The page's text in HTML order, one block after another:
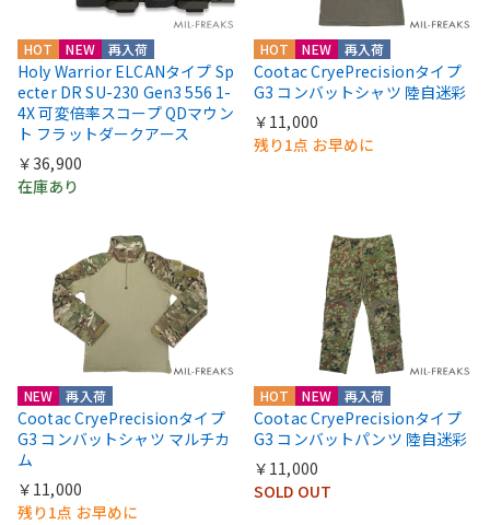
HOT NEW 再入荷
Holy Warrior ELCANタイプ Sp
ecter DR SU-230 Gen3 556 1-
4X 可変倍率スコープ QDマウン
ト フラットダークアース
￥36,900
在庫あり
HOT NEW 再入荷
Cootac CryePrecisionタイプ
G3 コンバットシャツ 陸自迷彩
￥11,000
残り1点 お早めに
NEW 再入荷
Cootac CryePrecisionタイプ
G3 コンバットシャツ マルチカ
ム
￥11,000
残り1点 お早めに
HOT NEW 再入荷
Cootac CryePrecisionタイプ
G3 コンバットパンツ 陸自迷彩
￥11,000
SOLD OUT